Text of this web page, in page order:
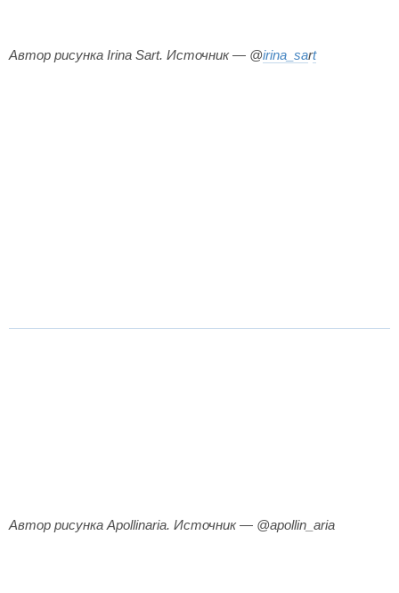
Автор рисунка Irina Sart. Источник — @irina_sart
Автор рисунка Apollinaria. Источник — @apollin_aria